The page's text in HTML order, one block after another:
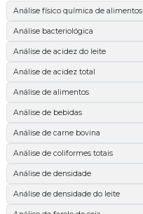
Análise físico química de alimentos
Análise bacteriológica
Análise de acidez do leite
Análise de acidez total
Análise de alimentos
Análise de bebidas
Análise de carne bovina
Análise de coliformes totais
Análise de densidade
Análise de densidade do leite